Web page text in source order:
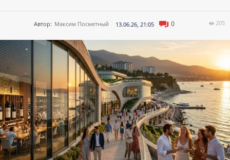
Автор: Максим Посметный 13.06.26, 21:05 0 205